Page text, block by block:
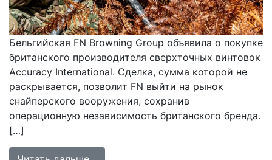
Бельгийская FN Browning Group объявила о покупке
британского производителя сверхточных винтовок
Accuracy International. Сделка, сумма которой не
раскрывается, позволит FN выйти на рынок
снайперского вооружения, сохранив
операционную независимость британского бренда.
[…]